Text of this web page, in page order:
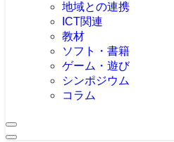
地域との連携
ICT関連
教材
ソフト・書籍
ゲーム・遊び
シンポジウム
コラム